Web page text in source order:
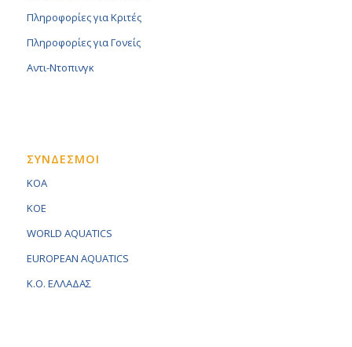
Πληροφορίες για Κριτές
Πληροφορίες για Γονείς
Αντι-Ντοπινγκ
ΣΥΝΔΕΣΜΟΙ
KOA
KOE
WORLD AQUATICS
EUROPEAN AQUATICS
K.O. ΕΛΛΑΔΑΣ